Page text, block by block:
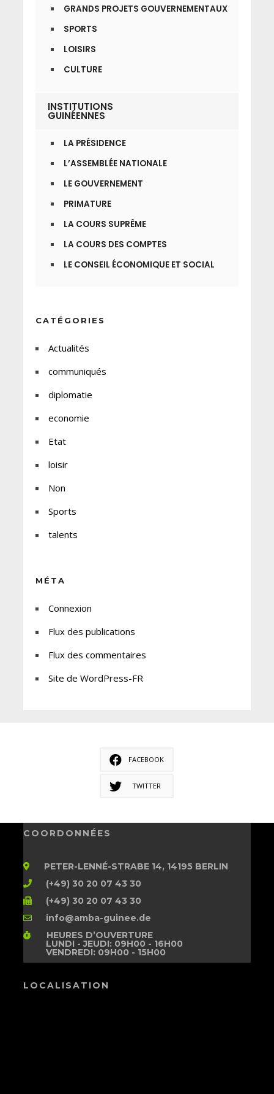
GRANDS PROJETS GOUVERNEMENTAUX
SPORTS
LOISIRS
CULTURE
INSTITUTIONS
GUINÉENNES
LA PRÉSIDENCE
L’ASSEMBLÉE NATIONALE
LE GOUVERNEMENT
PRIMATURE
LA COURS SUPRÊME
LA COURS DES COMPTES
LE CONSEIL ÉCONOMIQUE ET SOCIAL
CATÉGORIES
Actualités
communiqués
diplomatie
economie
Etat
loisir
Non
Sports
talents
MÉTA
Connexion
Flux des publications
Flux des commentaires
Site de WordPress-FR
FACEBOOK
TWITTER
COORDONNÉES
PETER-LENNÉ-STRABE 14, 14195 BERLIN
(+49) 30 20 07 43 30
(+49) 30 20 07 43 30
info@amba-guinee.de
HEURES D’OUVERTURE
LUNDI - JEUDI: 09H00 - 16H00
VENDREDI: 09H00 - 15H00
LOCALISATION